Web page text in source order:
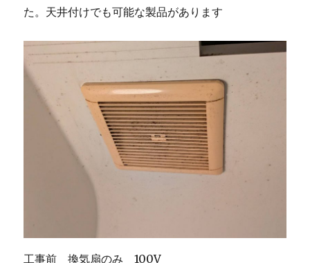
た。天井付けでも可能な製品があります
工事前 換気扇のみ 100V